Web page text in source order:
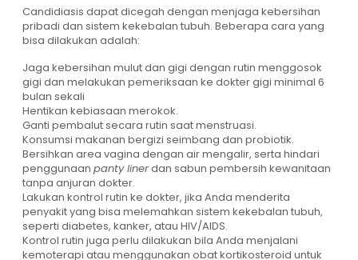
Candidiasis dapat dicegah dengan menjaga kebersihan
pribadi dan sistem kekebalan tubuh. Beberapa cara yang
bisa dilakukan adalah:
Jaga kebersihan mulut dan gigi dengan rutin menggosok
gigi dan melakukan pemeriksaan ke dokter gigi minimal 6
bulan sekali
Hentikan kebiasaan merokok.
Ganti pembalut secara rutin saat menstruasi.
Konsumsi makanan bergizi seimbang dan probiotik.
Bersihkan area vagina dengan air mengalir, serta hindari
penggunaan panty linerdan sabun pembersih kewanitaan
tanpa anjuran dokter.
Lakukan kontrol rutin ke dokter, jika Anda menderita
penyakit yang bisa melemahkan sistem kekebalan tubuh,
seperti diabetes, kanker, atau HIV/AIDS.
Kontrol rutin juga perlu dilakukan bila Anda menjalani
kemoterapi atau menggunakan obat kortikosteroid untuk